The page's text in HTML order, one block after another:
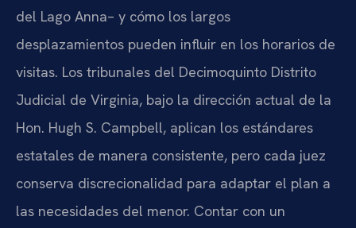
del Lago Anna– y cómo los largos
desplazamientos pueden influir en los horarios de
visitas. Los tribunales del Decimoquinto Distrito
Judicial de Virginia, bajo la dirección actual de la
Hon. Hugh S. Campbell, aplican los estándares
estatales de manera consistente, pero cada juez
conserva discrecionalidad para adaptar el plan a
las necesidades del menor. Contar con un